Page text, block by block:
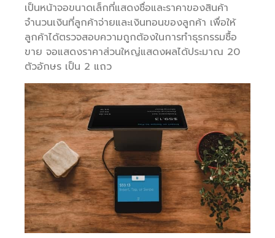
เป็นหน้าจอขนาดเล็กที่แสดงชื่อและราคาของสินค้า
จำนวนเงินที่ลูกค้าจ่ายและเงินทอนของลูกค้า เพื่อให้
ลูกค้าได้ตรวจสอบความถูกต้องในการทำธุรกรรมซื้อ
ขาย จอแสดงราคาส่วนใหญ่แสดงผลได้ประมาณ 20
ตัวอักษร เป็น 2 แถว